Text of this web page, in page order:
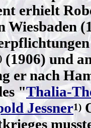
erhielt
(1906) und
er nach
"Thalia-
Jessner1)